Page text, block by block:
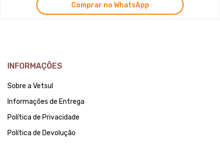
Comprar no WhatsApp
INFORMAÇÕES
Sobre a Vetsul
Informações de Entrega
Política de Privacidade
Política de Devolução